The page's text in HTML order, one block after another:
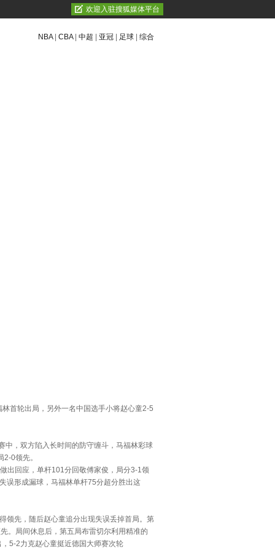
欢迎入驻搜狐媒体平台
NBA| CBA| 中超 亚冠 足球 综合
首轮出局，另外一名中国选手小将赵心童2-5
，双方陷入长时间的防守缠斗，马福林彩球
0领先。
回应，单杆101分回敬傅家俊，局分3-1领
误形成漏球，马福林单杆75分超分胜出这
先，随后赵心童追分出现失误丢掉首局。第
。局间休息后，第五局布雷切尔利用精准的
5-2力克赵心童挺近德国大师赛次轮